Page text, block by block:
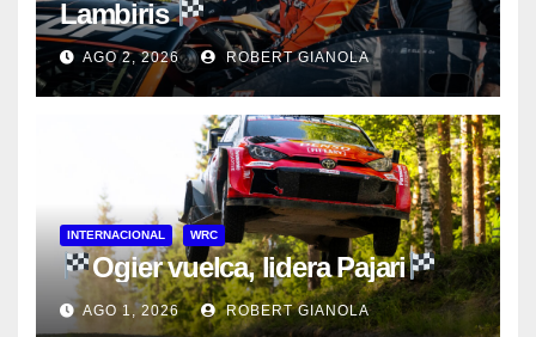
Lambiris
AGO 2, 2026 ROBERT GIANOLA
INTERNACIONAL WRC
Ogier vuelca, lidera Pajari
AGO 1, 2026 ROBERT GIANOLA